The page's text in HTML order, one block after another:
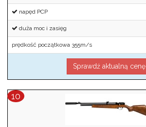
napęd PCP
duża moc i zasięg
prędkość początkowa 355m/s
Sprawdź aktualną cenę